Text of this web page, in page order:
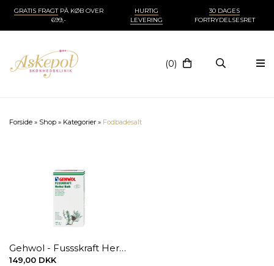
GRATIS FRAGTPÅ KØB OVER
699,-
HURTIG
LEVERING
30 DAGES
FORTRYDELSESRET
(0)
Forside » Shop » Kategorier » Fodbadesalt
Gehwol - Fussskraft Herbal Bath, 400g
149,00 DKK